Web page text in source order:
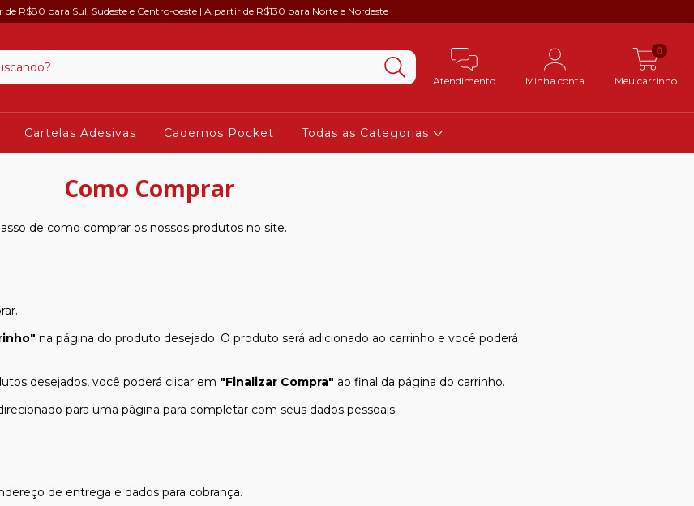
R$80 para Sul, Sudeste e Centro-oeste | A partir de R$130 para Norte e Nordeste
Atendimento Minha conta Meu carrinho
0
Cartelas Adesivas Cadernos Pocket Todas as Categorias
Como Comprar
de como comprar os nossos produtos no site.
na página do produto desejado. O produto será adicionado ao carrinho e você poderá
desejados, você poderá clicar em "Finalizar Compra" ao final da página do carrinho.
para uma página para completar com seus dados pessoais.
de entrega e dados para cobrança.